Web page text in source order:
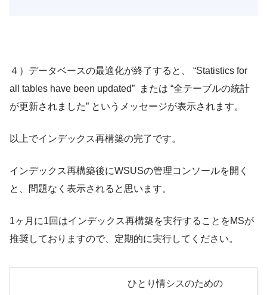
４）データベースの最適化が終了すると、 “Statistics for
all tables have been updated” または “全テーブルの統計
が更新されました” というメッセージが表示されます。
以上でインデックス再構築の完了です。
インデックス再構築後にWSUSの管理コンソールを開く
と、問題なく表示されると思います。
1ヶ月に1回はインデックス再構築を実行することをMSが
推奨しておりますので、定期的に実行してください。
ひとり情シスのための